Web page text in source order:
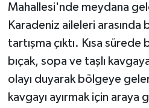
Mahallesi'nde meydana
Karadeniz aileleri arasında
tartışma çıktı. Kısa sürede
bıçak, sopa ve taşlı
olayı duyarak bölgeye
kavgayı ayırmak için